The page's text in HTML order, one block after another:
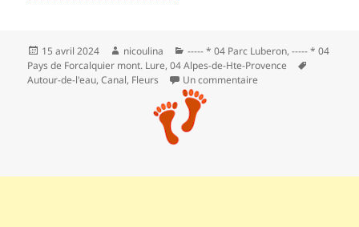
Publié
le
15 avril 2024 Auteur
nicoulina Catégories
----- * 04 Parc Luberon,----- * 04
Pays de Forcalquier mont. Lure,04 Alpes-de-Hte-Provence
Autour-de-l'eau,Canal, Fleurs Un commentaire